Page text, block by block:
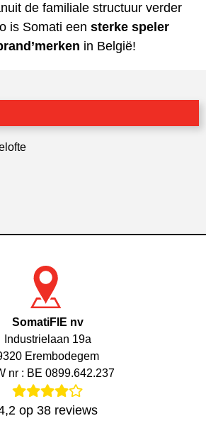
de familiale structuur verder
is Somati een sterke speler
in België!
SomatiFIE nv
Industrielaan 19a
Erembodegem
nr : BE 0899.642.237
op 38reviews